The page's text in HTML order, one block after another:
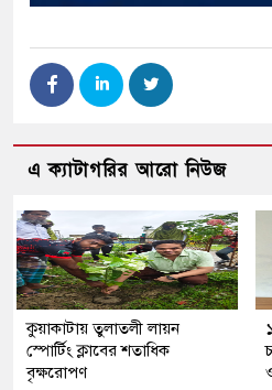
এ ক্যাটাগরির আরো নিউজ
কুয়াকাটায় তুলাতলী লায়ন
স্পোর্টিং ক্লাবের শতাধিক
বৃক্ষরোপণ